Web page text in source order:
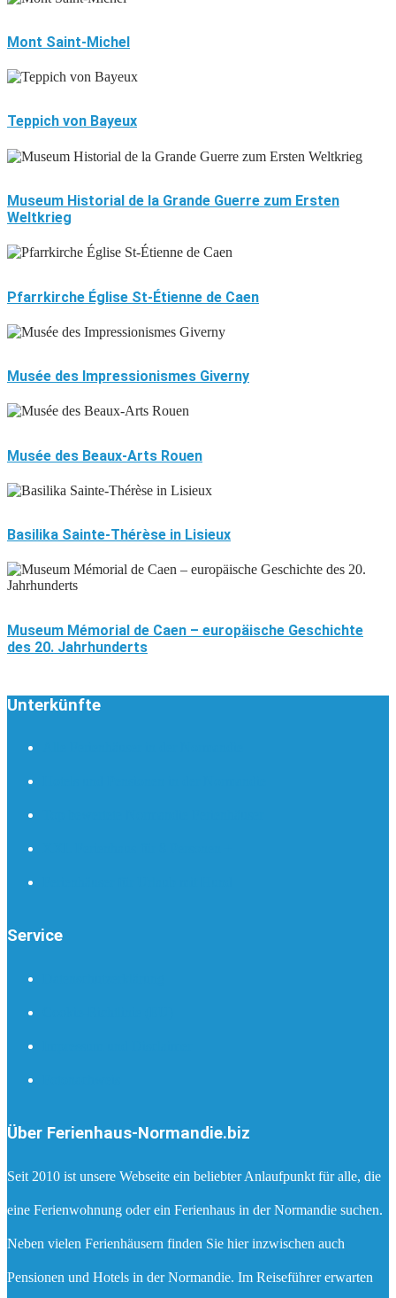
Mont Saint-Michel
Teppich von Bayeux
Museum Historial de la Grande Guerre zum Ersten
Weltkrieg
Pfarrkirche Église St-Étienne de Caen
Musée des Impressionismes Giverny
Musée des Beaux-Arts Rouen
Basilika Sainte-Thérèse in Lisieux
Museum Mémorial de Caen – europäische Geschichte
des 20. Jahrhunderts
Unterkünfte
Service
Über Ferienhaus-Normandie.biz
Seit 2010 ist unsere Webseite ein beliebter Anlaufpunkt für alle, die
eine Ferienwohnung oder ein Ferienhaus in der Normandie suchen.
Neben vielen Ferienhäusern finden Sie hier inzwischen auch
Pensionen und Hotels in der Normandie. Im Reiseführer erwarten